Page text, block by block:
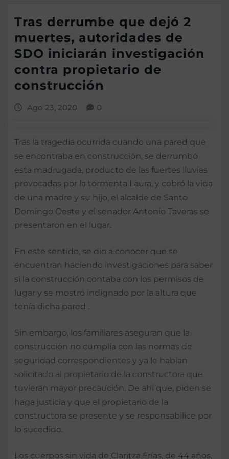
Tras derrumbe que dejó 2
muertes, autoridades de
SDO iniciarán investigación
contra propietario de
construcción
Ago 23, 2020 0
Tras la tragedia ocurrida cuando una pared que
se encontraba en construcción, se derrumbó
esta madrugada, producto de las fuertes lluvias
provocadas por la tormenta Laura, y cobró la vida
de una madre y su hijo, el alcalde de Santo
Domingo Oeste y el senador Antonio Taveras se
presentaron en el lugar.
En este sentido, se dio a conocer que se
encuentran haciendo investigaciones para saber
si la construcción contaba con los permisos de
lugar y se mostró indignado por la altura que
tenía dicha pared .
Sin embargo, los familiares aseguran que la
construcción no cumplía con las normas de
seguridad correspondientes y ya le habían
solicitado al propietario de la constructora que
tuvieran mayor precaución. De ahí que, piden se
haga justicia y que el propietario de la
constructora se presente y se responsabilice por
lo sucedido.
Los cuerpos sin vida de Claritza Frías, de 44 años,